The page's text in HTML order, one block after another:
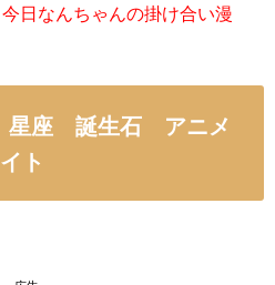
日なんちゃんの掛け合い漫
星座 誕生石 アニメ
イト